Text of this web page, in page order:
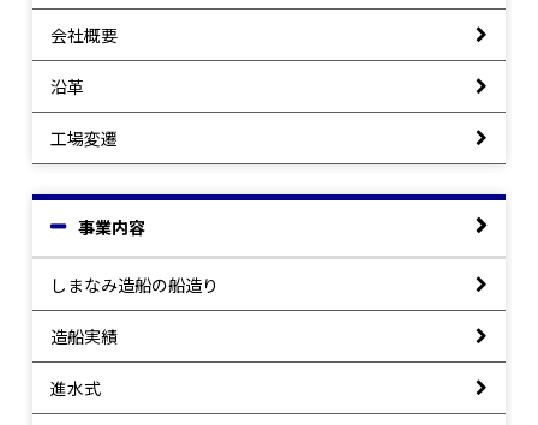
会社概要
沿革
工場変遷
事業内容
しまなみ造船の船造り
造船実績
進水式